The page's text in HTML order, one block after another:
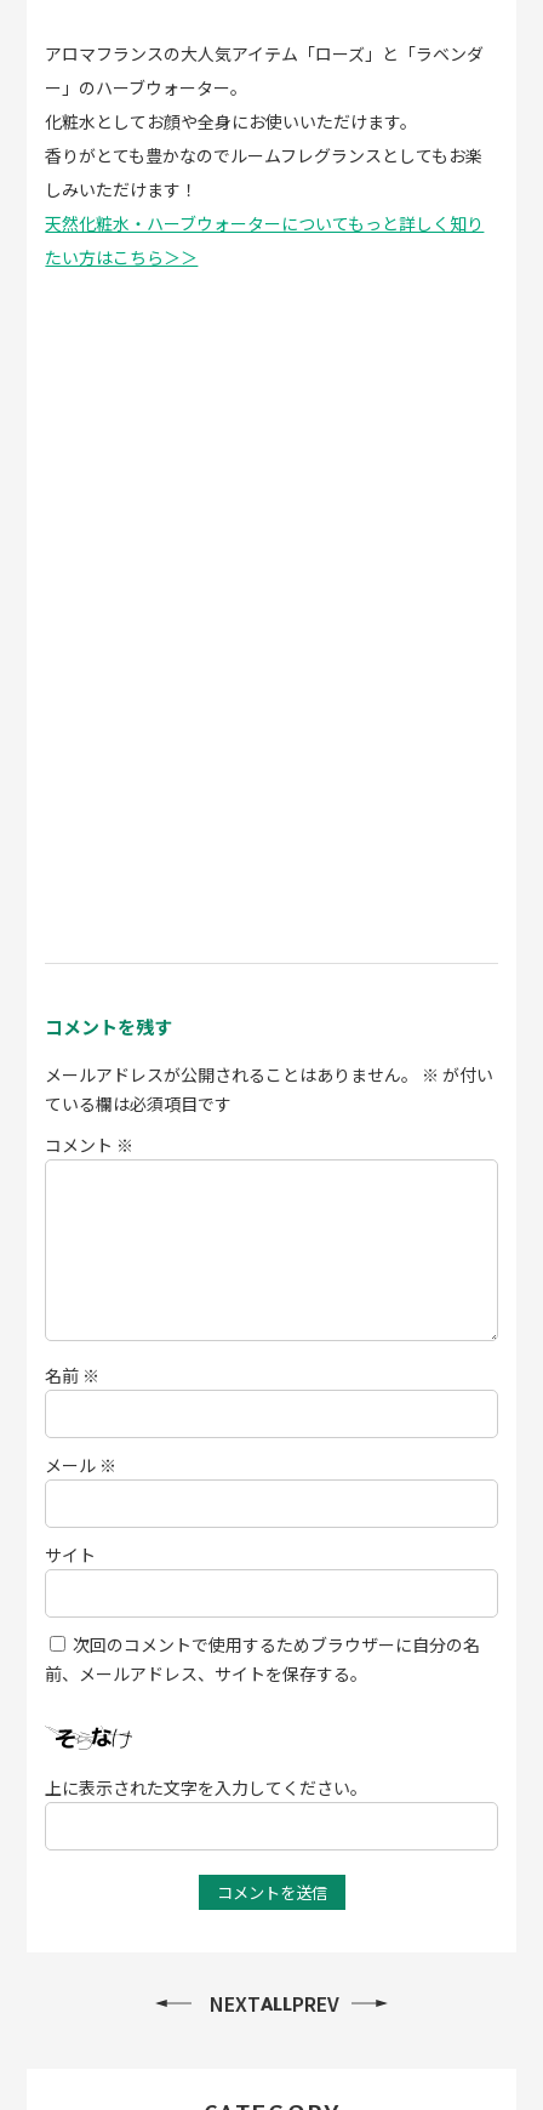
アロマフランスの大人気アイテム「ローズ」と「ラベンダ
ー」のハーブウォーター。
化粧水としてお顔や全身にお使いいただけます。
香りがとても豊かなのでルームフレグランスとしてもお楽
しみいただけます！
天然化粧水・ハーブウォーターについてもっと詳しく知り
たい方はこちら＞＞
コメントを残す
メールアドレスが公開されることはありません。 ※ が付い
ている欄は必須項目です
コメント ※
名前 ※
メール ※
サイト
次回のコメントで使用するためブラウザーに自分の名
前、メールアドレス、サイトを保存する。
上に表示された文字を入力してください。
NEXTALLPREV